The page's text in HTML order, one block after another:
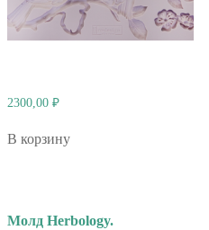
2300,00 ₽
В корзину
Молд Herbology.